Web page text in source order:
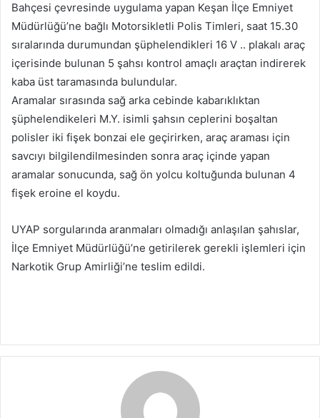
Bahçesi çevresinde uygulama yapan Keşan İlçe Emniyet
Müdürlüğü’ne bağlı Motorsikletli Polis Timleri, saat 15.30
sıralarında durumundan şüphelendikleri 16 V .. plakalı araç
içerisinde bulunan 5 şahsı kontrol amaçlı araçtan indirerek
kaba üst taramasında bulundular.
Aramalar sırasında sağ arka cebinde kabarıklıktan
şüphelendikeleri M.Y. isimli şahsın ceplerini boşaltan
polisler iki fişek bonzai ele geçirirken, araç araması için
savcıyı bilgilendilmesinden sonra araç içinde yapan
aramalar sonucunda, sağ ön yolcu koltuğunda bulunan 4
fişek eroine el koydu.
UYAP sorgularında aranmaları olmadığı anlaşılan şahıslar,
İlçe Emniyet Müdürlüğü’ne getirilerek gerekli işlemleri için
Narkotik Grup Amirliği’ne teslim edildi.